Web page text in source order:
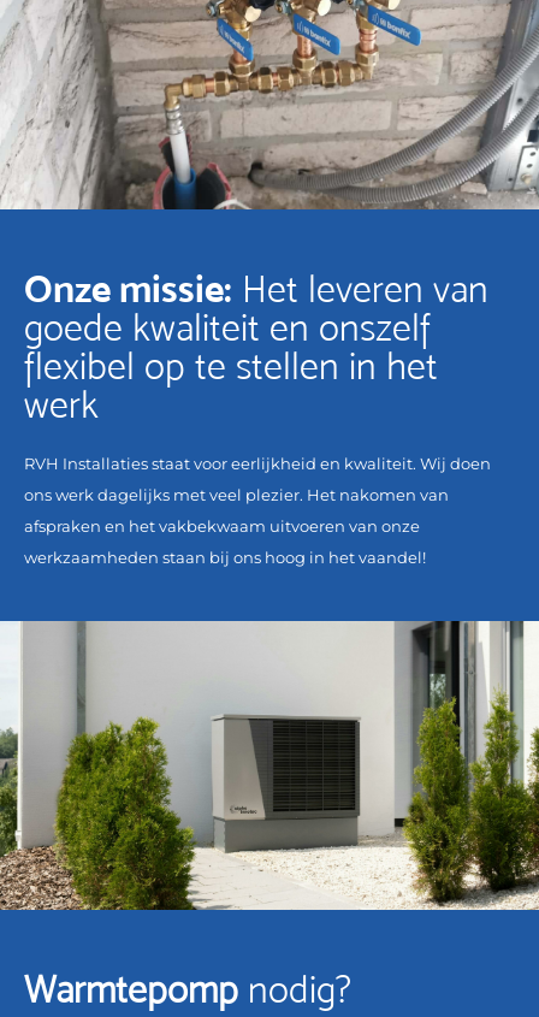
Onze missie: Het leveren van
goede kwaliteit en onszelf
flexibel op te stellen in het
werk
RVH Installaties staat voor eerlijkheid en kwaliteit. Wij doen
ons werk dagelijks met veel plezier. Het nakomen van
afspraken en het vakbekwaam uitvoeren van onze
werkzaamheden staan bij ons hoog in het vaandel!
Warmtepomp nodig?